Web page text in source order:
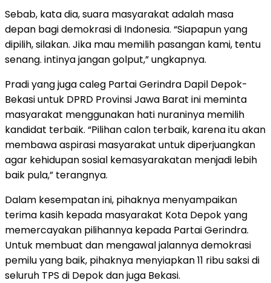
Sebab, kata dia, suara masyarakat adalah masa
depan bagi demokrasi di Indonesia. “Siapapun yang
dipilih, silakan. Jika mau memilih pasangan kami, tentu
senang. intinya jangan golput,” ungkapnya.
Pradi yang juga caleg Partai Gerindra Dapil Depok-
Bekasi untuk DPRD Provinsi Jawa Barat ini meminta
masyarakat menggunakan hati nuraninya memilih
kandidat terbaik. “Pilihan calon terbaik, karena itu akan
membawa aspirasi masyarakat untuk diperjuangkan
agar kehidupan sosial kemasyarakatan menjadi lebih
baik pula,” terangnya.
Dalam kesempatan ini, pihaknya menyampaikan
terima kasih kepada masyarakat Kota Depok yang
memercayakan pilihannya kepada Partai Gerindra.
Untuk membuat dan mengawal jalannya demokrasi
pemilu yang baik, pihaknya menyiapkan 11 ribu saksi di
seluruh TPS di Depok dan juga Bekasi.